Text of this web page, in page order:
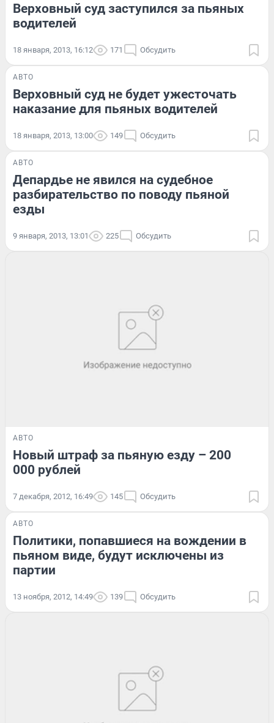
Верховный суд заступился за пьяных
водителей
18 января, 2013, 16:12 171 Обсудить
АВТО
Верховный суд не будет ужесточать
наказание для пьяных водителей
18 января, 2013, 13:00 149 Обсудить
АВТО
Депардье не явился на судебное
разбирательство по поводу пьяной
езды
9 января, 2013, 13:01 225 Обсудить
АВТО
Новый штраф за пьяную езду – 200
000 рублей
7 декабря, 2012, 16:49 145 Обсудить
АВТО
Политики, попавшиеся на вождении в
пьяном виде, будут исключены из
партии
13 ноября, 2012, 14:49 139 Обсудить